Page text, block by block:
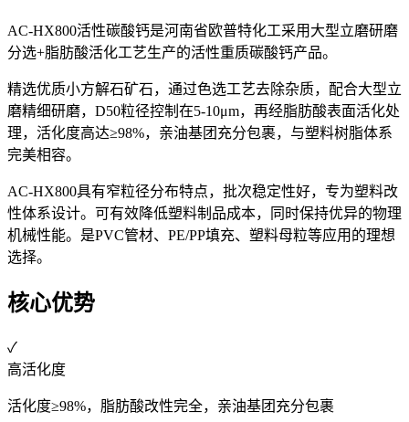
AC-HX800活性碳酸钙是河南省欧普特化工采用大型立磨研磨
分选+脂肪酸活化工艺生产的活性重质碳酸钙产品。
精选优质小方解石矿石，通过色选工艺去除杂质，配合大型立
磨精细研磨，D50粒径控制在5-10μm，再经脂肪酸表面活化处
理，活化度高达≥98%，亲油基团充分包裹，与塑料树脂体系
完美相容。
AC-HX800具有窄粒径分布特点，批次稳定性好，专为塑料改
性体系设计。可有效降低塑料制品成本，同时保持优异的物理
机械性能。是PVC管材、PE/PP填充、塑料母粒等应用的理想
选择。
核心优势
✓
高活化度
活化度≥98%，脂肪酸改性完全，亲油基团充分包裹